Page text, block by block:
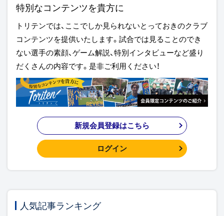
特別なコンテンツを貴方に
トリテンでは、ここでしか見られないとっておきのクラブ
コンテンツを提供いたします。試合では見ることのでき
ない選手の素顔、ゲーム解説、特別インタビューなど盛り
だくさんの内容です。是非ご利用ください！
新規会員登録はこちら
ログイン
人気記事ランキング